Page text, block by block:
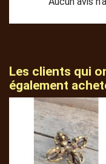
Les clients qui
également